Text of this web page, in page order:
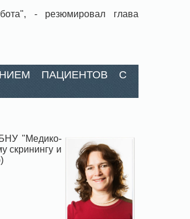
- резюмировал глава
ПАЦИЕНТОВ С
"Медико-
скринингу и